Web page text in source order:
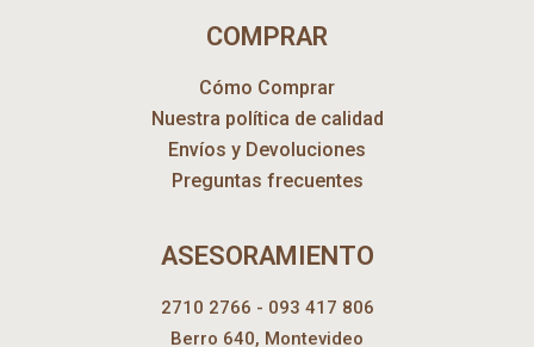
COMPRAR
Cómo Comprar
Nuestra política de calidad
Envíos y Devoluciones
Preguntas frecuentes
ASESORAMIENTO
2710 2766 - 093 417 806
Berro 640, Montevideo